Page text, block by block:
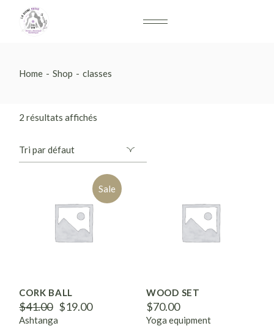
Home Shop classes
2 résultats affichés
Sale
CORK BALL
$41.00 $19.00
Ashtanga
WOOD SET
$70.00
Yoga equipment